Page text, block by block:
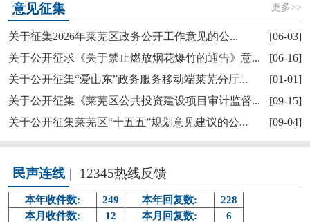
意见征集 更多>>
关于征集2026年莱芜区政务公开工作意见的公...
[06-03]
关于公开征求《关于禁止燃放烟花爆竹的通告》意...
[06-16]
关于公开征集“爱山东”政务服务移动端莱芜分厅...
[01-01]
关于公开征集《莱芜区公共投资建设项目审计监督...
[09-15]
关于公开征集莱芜区“十五五”规划意见建议的公...
[09-04]
民声连线 | 12345热线反馈